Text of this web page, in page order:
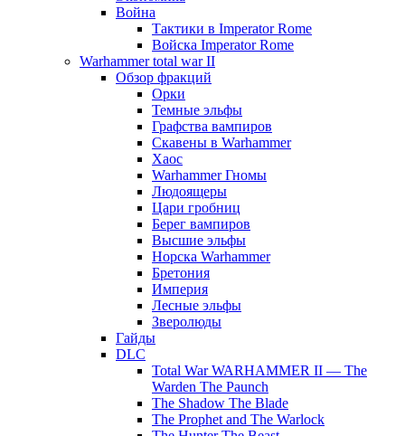
Война
Тактики в Imperator Rome
Войска Imperator Rome
Warhammer total war II
Обзор фракций
Орки
Темные эльфы
Графства вампиров
Cкавены в Warhammer
Хаос
Warhammer Гномы
Людоящеры
Цари гробниц
Берег вампиров
Высшие эльфы
Норска Warhammer
Бретония
Империя
Лесные эльфы
Зверолюды
Гайды
DLC
Total War WARHAMMER II — The
Warden The Paunch
The Shadow The Blade
The Prophet and The Warlock